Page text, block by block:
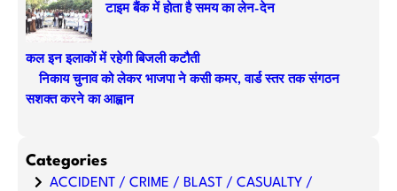
टाइम बैंक में होता है समय का लेन-देन
कल इन इलाकों में रहेगी बिजली कटौती
निकाय चुनाव को लेकर भाजपा ने कसी कमर, वार्ड स्तर तक संगठन
सशक्त करने का आह्वान
Categories
ACCIDENT / CRIME / BLAST / CASUALTY /